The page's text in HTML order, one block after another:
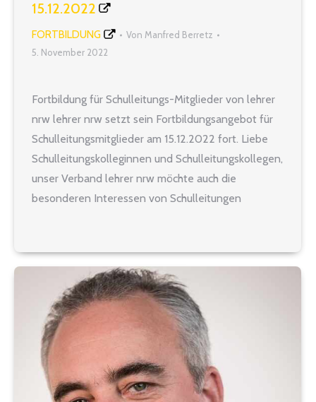
15.12.2022
FORTBILDUNG Von Manfred Berretz
5. November 2022
Fortbildung für Schulleitungs-Mitglieder von lehrer
nrw lehrer nrw setzt sein Fortbildungsangebot für
Schulleitungsmitglieder am 15.12.2022 fort. Liebe
Schulleitungskolleginnen und Schulleitungskollegen,
unser Verband lehrer nrw möchte auch die
besonderen Interessen von Schulleitungen
Form von Fortbildungsveranstaltungen mit
Themenschwerpunkten verabredet. Die
zurückliegenden Herausforderungen haben dieses
Vorhaben leider…